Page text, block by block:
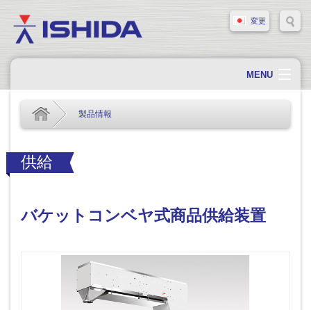
変更
MENU
会社概要
会社情報
製品情報
供給
バケットコンベヤ式商品供給装置